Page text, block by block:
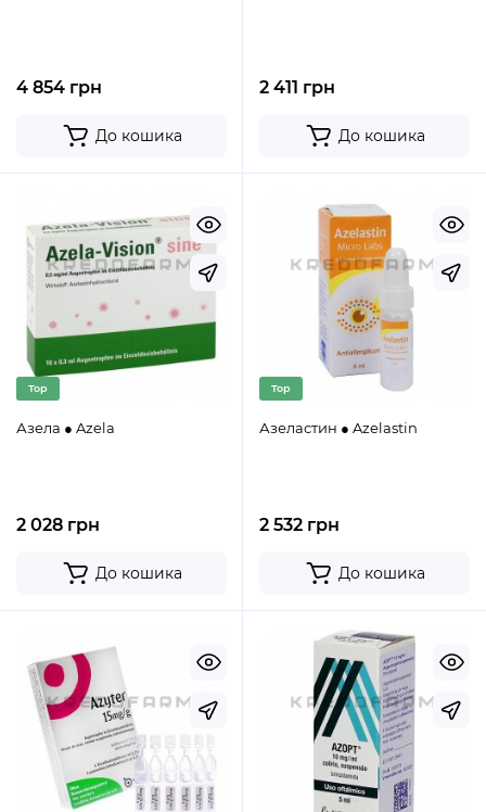
4 854 грн
До кошика
2 411 грн
До кошика
Top
Азела ● Azela
2 028 грн
До кошика
Top
Азеластин ● Azelastin
2 532 грн
До кошика